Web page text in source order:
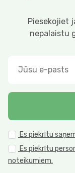
Piesekojiet
nepalaistu
Es piekrītu
Es piekrītu
noteikumiem.